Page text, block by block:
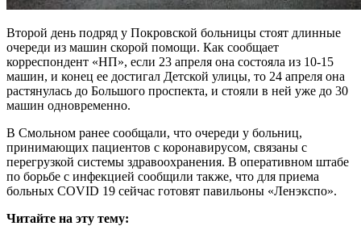
Второй день подряд у Покровской больницы стоят длинные
очереди из машин скорой помощи. Как сообщает
корреспондент «НП», если 23 апреля она состояла из 10-15
машин, и конец ее достигал Детской улицы, то 24 апреля она
растянулась до Большого проспекта, и стояли в ней уже до 30
машин одновременно.
В Смольном ранее сообщали, что очереди у больниц,
принимающих пациентов с коронавирусом, связаны с
перегрузкой системы здравоохранения. В оперативном штабе
по борьбе с инфекцией сообщили также, что для приема
больных COVID 19 сейчас готовят павильоны «Ленэкспо».
Читайте на эту тему: